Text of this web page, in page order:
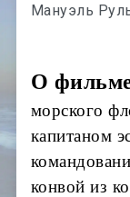
Мануэль
О
морского
капитаном
конвой из